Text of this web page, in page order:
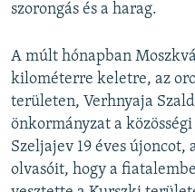
szorongás és a harag.
A múlt hónapban
kilométerre keletre, az
területen, Verhnyaja
önkormányzat a
Szeljajev 19 éves
olvasóit, hogy a